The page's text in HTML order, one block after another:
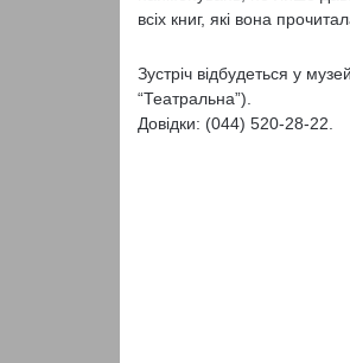
всіх книг, які вона
Зустріч відбудеться у
“Театральна”).
Довідки: (044) 520-28-22.